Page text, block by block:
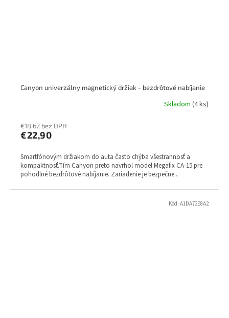
Canyon univerzálny magnetický držiak - bezdrôtové nabíjanie
Skladom (4 ks)
€18,62 bez DPH
€22,90
Smartfónovým držiakom do auta často chýba všestrannosť a
kompaktnosť.Tím Canyon preto navrhol model Megafix CA-15 pre
pohodlné bezdrôtové nabíjanie. Zariadenie je bezpečne...
Kód: A1DA72E8A2